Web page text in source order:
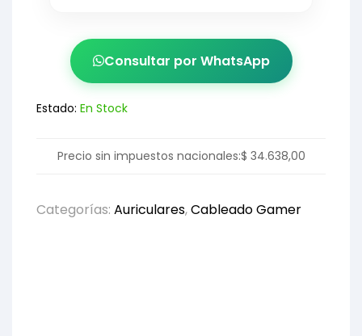
Consultar por WhatsApp
Estado: En Stock
Precio sin impuestos nacionales:$ 34.638,00
Categorías: Auriculares,Cableado Gamer